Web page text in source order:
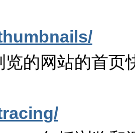
览的网站的首页